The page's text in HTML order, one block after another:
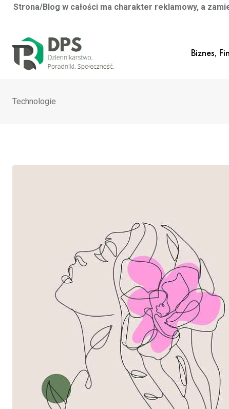
Strona/Blog w całości ma charakter reklamowy, a
content
Biznes,
Technologie